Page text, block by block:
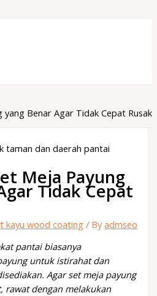
yang Benar Agar Tidak Cepat Rusak
Meja Payung
Tidak Cepat
kayu wood coating / Byadmseo
pantai biasanya
untuk istirahat dan
Agar set meja payung
rawat dengan melakukan